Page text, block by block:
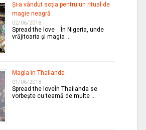
Şi-a vândut soţia pentru un ritual de
magie neagră
02/06/2018
Spread the love În Nigeria, unde
vrăjitoaria şi magia …
Magia în Thailanda
01/06/2018
Spread the loveÎn Thailanda se
vorbeşte cu teamă de multe …